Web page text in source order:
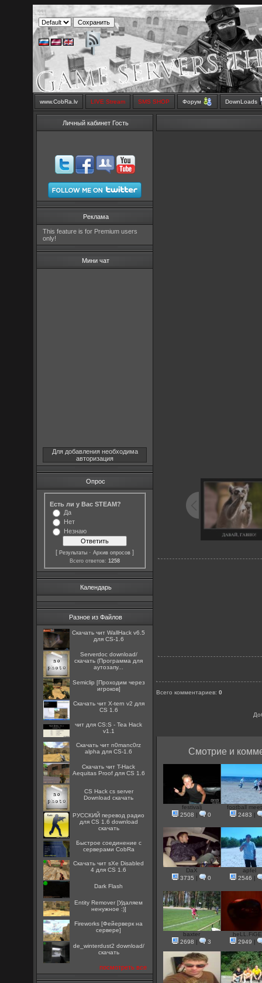
www.CobRa.lv LIVE Stream SMS SHOP Форум DownLoads
Личный кабинет Гость
Реклама
This feature is for Premium users
only!
Мини чат
Для добавления необходима
авторизация
Опрос
Есть ли у Вас STEAM?
Да
Нет
Незнаю
[Результаты ·Архив опросов ]
Всего ответов:1258
Календарь
Разное из Файлов
Скачать чит WallHack v6.5
для CS-1.6
Serverdoc download/
скачать (Программа для
аутозапу...
Semiclip [Проходим через
игроков]
Скачать чит X-tern v2 для
CS 1.6
чит для CS:S - Tea Hack
v1.1
Скачать чит n0manc0rz
alpha для CS-1.6
Скачать чит T-Hack
Aequitas Proof для CS 1.6
CS Hack cs server
Download скачать
РУССКИЙ перевод радио
для CS 1.6 download
скачать
Быстрое соединение с
серверами CobRa
Скачать чит sXe Disabled
4 для CS 1.6
Dark Flash
Entity Remover [Удаляем
ненужное :)]
Fireworks [Фейерверк на
сервере]
de_winterdust2 download/
скачать
посмотреть все
Всего комментариев:0
Смотрие и
festivalj
2508
| 0
football
2483
|
DaX
3735
| 0
apfel
2546
|
baxter
2698
| 3
2949
|